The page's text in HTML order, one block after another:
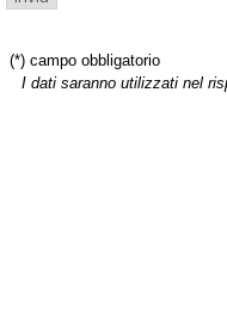
(*) campo obbligatorio
I dati saranno utilizzati nel